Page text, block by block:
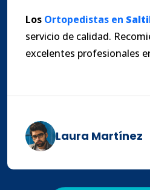
Los Ortopedistas en
servicio de calidad.
excelentes profesionales
Laura Martínez